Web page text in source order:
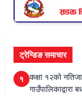
ट्रेन्डिङ समाचार
१ कक्षा १२को
गाउँपालिकाद्वारा